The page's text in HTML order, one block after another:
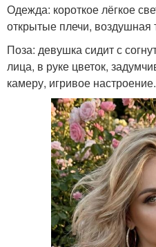
Одежда: короткое лёгкое
открытые плечи, воздушная
Поза: девушка сидит с
лица, в руке цветок,
камеру, игривое настроение.